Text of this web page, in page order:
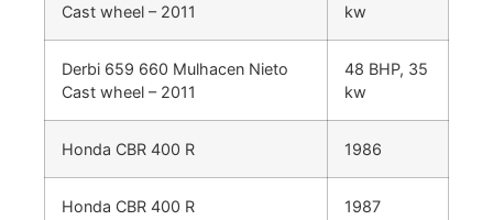
Cast wheel – 2011
kw
Derbi 659 660 Mulhacen Nieto
Cast wheel – 2011
48 BHP, 35
kw
Honda CBR 400 R 1986
Honda CBR 400 R 1987